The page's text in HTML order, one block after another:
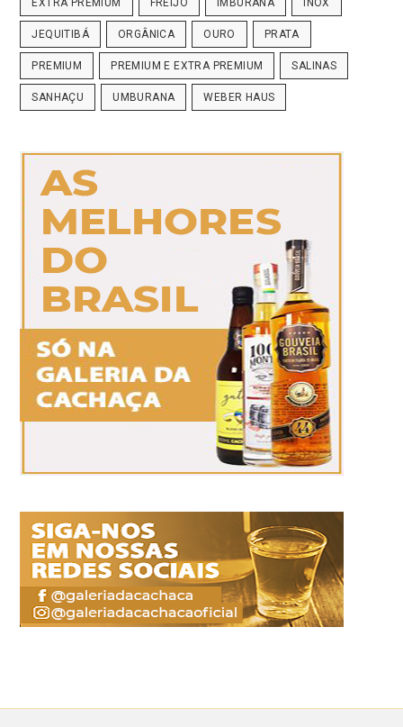
JEQUITIBÁ ORGÂNICA OURO PRATA
PREMIUM PREMIUM E EXTRA PREMIUM SALINAS
SANHAÇU UMBURANA WEBER HAUS